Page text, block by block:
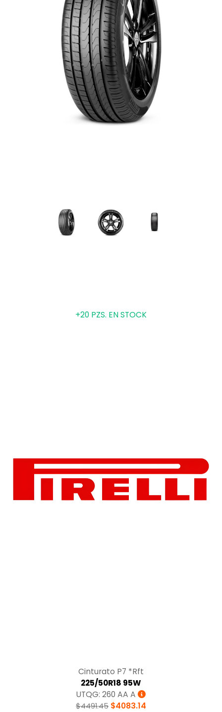
+20 PZS. EN STOCK
Cinturato P7 *Rft
225/50R18 95W
UTQG: 260 AA A
$4491.45$4083.14
Grado de calidad uniforme de las llantas